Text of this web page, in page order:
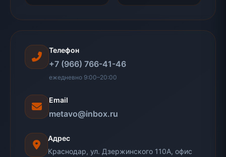
Телефон
+7 (966) 766-41-46
ежедневно 9:00–20:00
Email
metavo@inbox.ru
Адрес
Краснодар, ул. Дзержинского 110А, офис